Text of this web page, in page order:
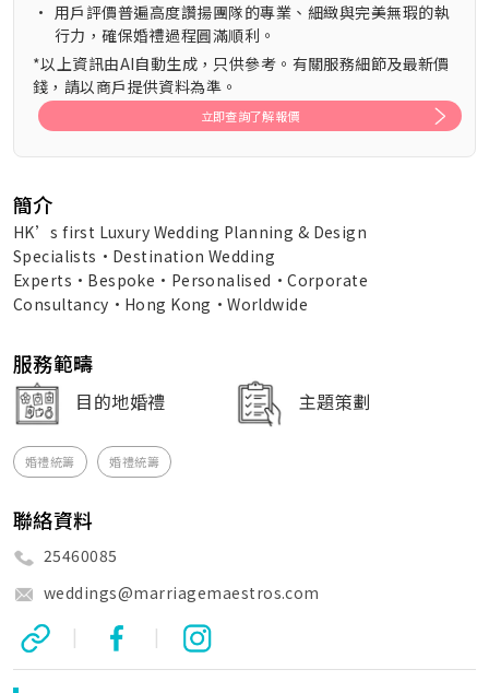
• 用戶評價普遍高度讚揚團隊的專業、細緻與完美無瑕的執
行力，確保婚禮過程圓滿順利。
*以上資訊由AI自動生成，只供參考。有關服務細節及最新價
錢，請以商戶提供資料為準。
立即查詢了解報價
簡介
HK’s first Luxury Wedding Planning & Design
Specialists•Destination Wedding
Experts•Bespoke•Personalised•Corporate
Consultancy•Hong Kong•Worldwide
服務範疇
目的地婚禮 主題策劃
婚禮統籌 婚禮統籌
聯絡資料
25460085
weddings@marriagemaestros.com
| |